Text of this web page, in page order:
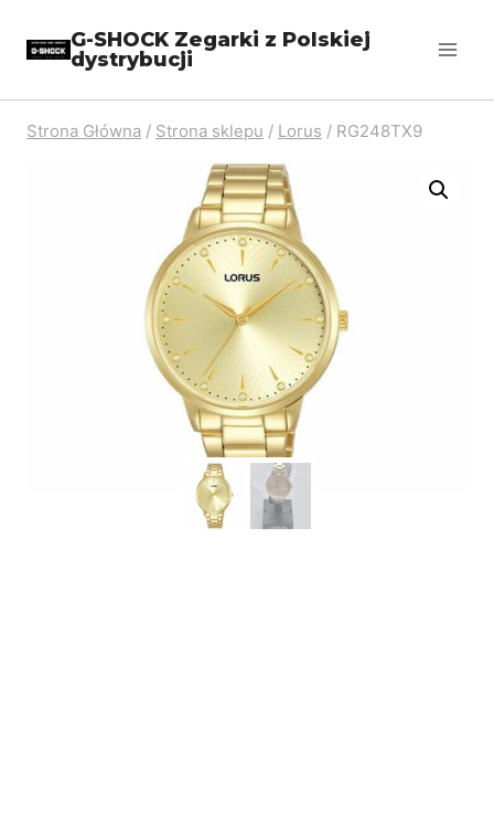
G-SHOCK Zegarki z Polskiej
dystrybucji
Strona Główna / Strona sklepu / Lorus / RG248TX9